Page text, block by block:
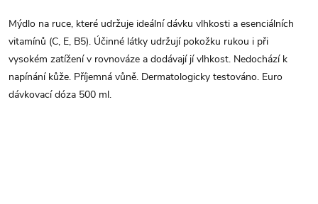
Mýdlo na ruce, které udržuje ideální dávku vlhkosti a esenciálních
vitamínů (C, E, B5). Účinné látky udržují pokožku rukou i při
vysokém zatížení v rovnováze a dodávají jí vlhkost. Nedochází k
napínání kůže. Příjemná vůně. Dermatologicky testováno. Euro
dávkovací dóza 500 ml.